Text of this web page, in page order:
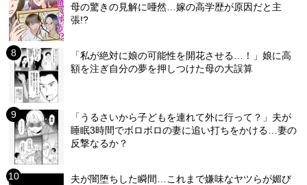
母の驚きの見解に唖然…嫁の高学歴が原因だと主
張!?
「私が絶対に娘の可能性を開花させる…！」娘に高
額を注ぎ自分の夢を押しつけた母の大誤算
「うるさいから子どもを連れて外に行って？」夫が
睡眠3時間でボロボロの妻に追い打ちをかける…妻の
反撃なるか？
夫が闇堕ちした瞬間…これまで嫌味なヤツらが媚び